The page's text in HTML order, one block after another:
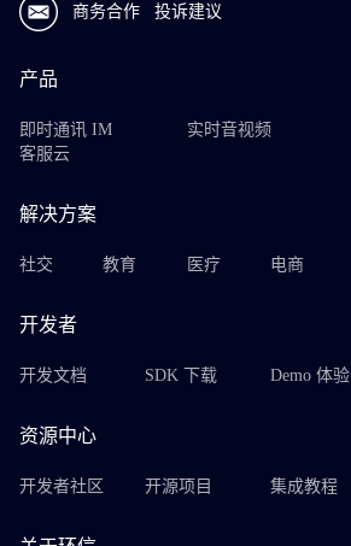
商务合作 投诉建议
产品
即时通讯 IM 实时音视频
客服云
解决方案
社交 教育 医疗 电商
开发者
开发文档 SDK 下载 Demo 体验
资源中心
开发者社区 开源项目 集成教程